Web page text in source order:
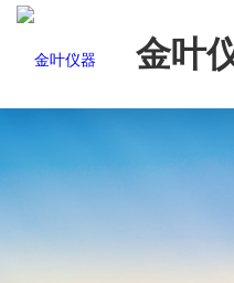
金叶